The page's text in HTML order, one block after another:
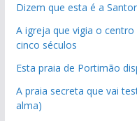
Dizem que esta é a
A igreja que vigia o
cinco séculos
Esta praia de Portimão
A praia secreta que vai
alma)